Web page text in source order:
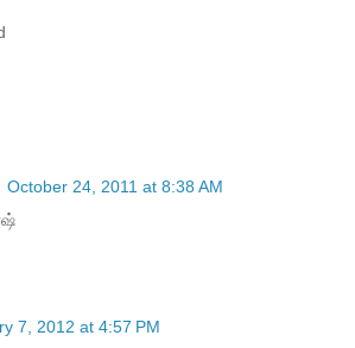
October 24, 2011 at 8:38 AM
7, 2012 at 4:57 PM